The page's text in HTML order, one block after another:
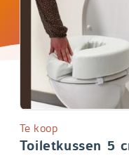
Toiletkussen 5
Te koop